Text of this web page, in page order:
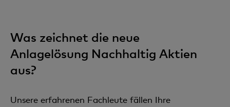
Was zeichnet die neue
Anlagelösung Nachhaltig Aktien
aus?
Unsere erfahrenen Fachleute fällen Ihre